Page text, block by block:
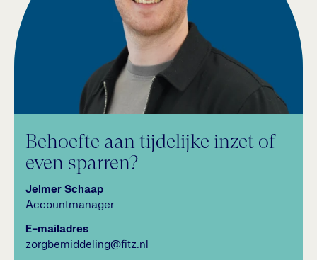
Behoefte aan tijdelijke inzet of
even sparren?
Jelmer Schaap
Accountmanager
E-mailadres
zorgbemiddeling@fitz.nl